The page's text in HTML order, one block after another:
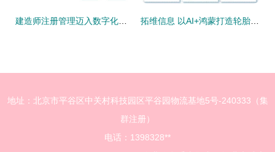
地址：北京市平谷区中关村科技园区平谷园物流基地5号-240333（集
群注册）
电话：1398328**